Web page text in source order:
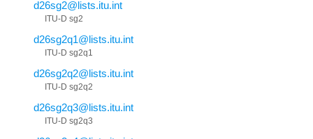
d26sg2@lists.itu.int
ITU-D sg2
d26sg2q1@lists.itu.int
ITU-D sg2q1
d26sg2q2@lists.itu.int
ITU-D sg2q2
d26sg2q3@lists.itu.int
ITU-D sg2q3